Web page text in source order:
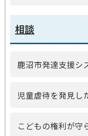
相談
鹿沼市発達支援シ
児童虐待を発見し
こどもの権利が守